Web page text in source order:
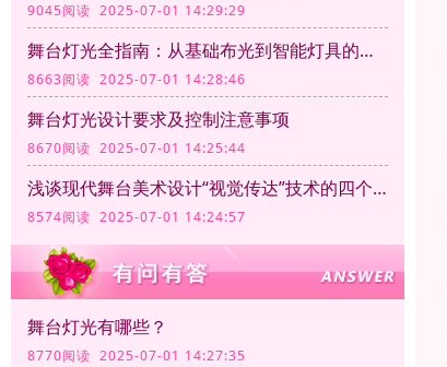
9045阅读 2025-07-01 14:29:29
舞台灯光全指南：从基础布光到智能灯具的应用
8663阅读 2025-07-01 14:28:46
舞台灯光设计要求及控制注意事项
8670阅读 2025-07-01 14:25:44
浅谈现代舞台美术设计“视觉传达”技术的四个方面
8574阅读 2025-07-01 14:24:57
舞台灯光有哪些？
8770阅读 2025-07-01 14:27:35